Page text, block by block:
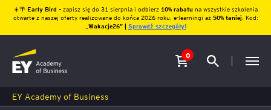
☀️🌴 Early Bird – zapisz się do 31 sierpnia i odbierz10% rabatu na wszystkie szkolenia
otwarte z naszej oferty realizowane do końca 2026 roku, e-learningi aż 50% taniej. Kod:
Wakacje26″ | Sprawdź szczegóły!
0
EY Academy of Business